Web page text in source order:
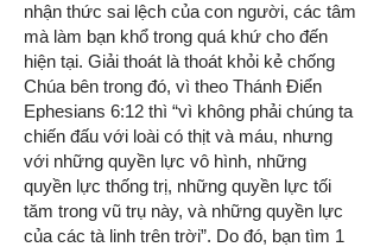
nhận thức sai lệch của con người, các tâm
mà làm bạn khổ trong quá khứ cho đến
hiện tại. Giải thoát là thoát khỏi kẻ chống
Chúa bên trong đó, vì theo Thánh Điển
Ephesians 6:12 thì “vì không phải chúng ta
chiến đấu với loài có thịt và máu, nhưng
với những quyền lực vô hình, những
quyền lực thống trị, những quyền lực tối
tăm trong vũ trụ này, và những quyền lực
của các tà linh trên trời”. Do đó, bạn tìm 1